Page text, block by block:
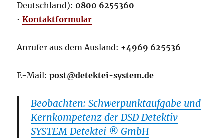
Deutschland): 0800 6255360
•Kontaktformular
Anrufer aus dem Ausland: +4969 625536
E-Mail:post@detektei-system.de
Beobachten: Schwerpunktaufgabe und
Kernkompetenz der DSD Detektiv
SYSTEM Detektei ® GmbH